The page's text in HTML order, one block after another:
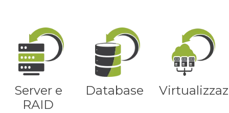
Server e
RAID
Database